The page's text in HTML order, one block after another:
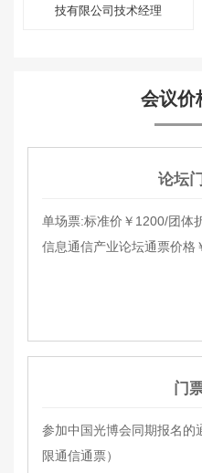
技有限公司技术经理
会议价
论坛
单场票:标准价￥1200/团体
信息通信产业论坛通票价
门
参加中国光博会同期报名的
限通信通票）